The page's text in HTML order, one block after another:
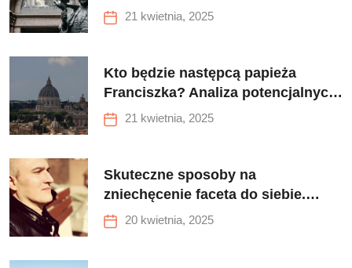
śmiercią. Analiza słów i przesłań
21 kwietnia, 2025
Kto będzie następcą papieża
Franciszka? Analiza potencjalnych
kandydatów i ich szans na
wyborach
21 kwietnia, 2025
Skuteczne sposoby na
zniechęcenie faceta do siebie.
Poznaj męskie reakcje i
zachowania
20 kwietnia, 2025